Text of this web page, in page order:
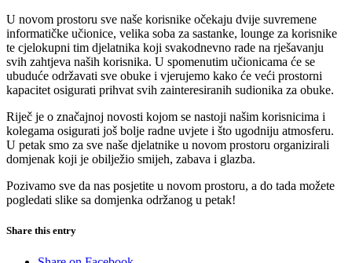
U novom prostoru sve naše korisnike očekaju dvije suvremene
informatičke učionice, velika soba za sastanke, lounge za korisnike
te cjelokupni tim djelatnika koji svakodnevno rade na rješavanju
svih zahtjeva naših korisnika. U spomenutim učionicama će se
ubuduće održavati sve obuke i vjerujemo kako će veći prostorni
kapacitet osigurati prihvat svih zainteresiranih sudionika za obuke.
Riječ je o značajnoj novosti kojom se nastoji našim korisnicima i
kolegama osigurati još bolje radne uvjete i što ugodniju atmosferu.
U petak smo za sve naše djelatnike u novom prostoru organizirali
domjenak koji je obilježio smijeh, zabava i glazba.
Pozivamo sve da nas posjetite u novom prostoru, a do tada možete
pogledati slike sa domjenka održanog u petak!
Share this entry